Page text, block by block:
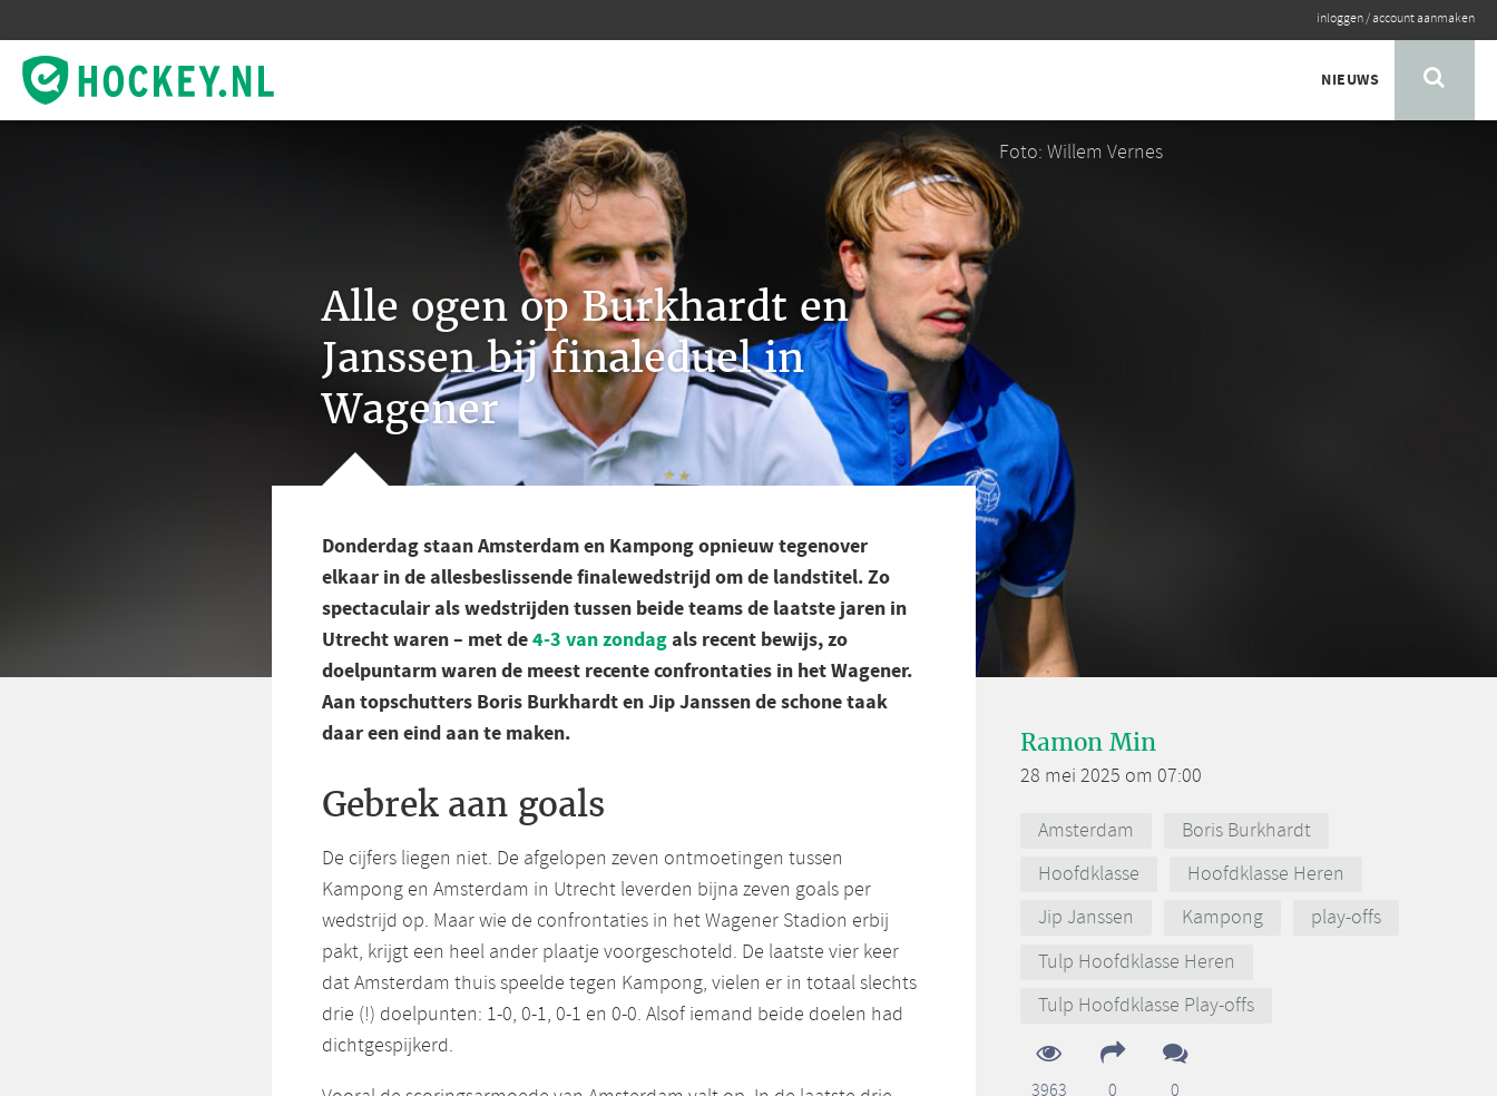
inloggen/account aanmaken
NIEUWS
Foto: Willem Vernes
Alle ogen op Burkhardt en
Janssen bij finaleduel in
Wagener
Donderdag staan Amsterdam en Kampong opnieuw tegenover
elkaar in de allesbeslissende finalewedstrijd om de landstitel. Zo
spectaculair als wedstrijden tussen beide teams de laatste jaren in
Utrecht waren – met de4-3 van zondagals recent bewijs, zo
doelpuntarm waren de meest recente confrontaties in het Wagener.
Aan topschutters Boris Burkhardt en Jip Janssen de schone taak
daar een eind aan te maken.
Gebrek aan goals
De cijfers liegen niet. De afgelopen zeven ontmoetingen tussen
Kampong en Amsterdam in Utrecht leverden bijna zeven goals per
wedstrijd op. Maar wie de confrontaties in het Wagener Stadion erbij
pakt, krijgt een heel ander plaatje voorgeschoteld. De laatste vier keer
dat Amsterdam thuis speelde tegen Kampong, vielen er in totaal slechts
drie (!) doelpunten: 1-0, 0-1, 0-1 en 0-0. Alsof iemand beide doelen had
dichtgespijkerd.
Ramon Min
28 mei 2025 om 07:00
Amsterdam
Boris Burkhardt
Hoofdklasse
Hoofdklasse Heren
Jip Janssen
Kampong
play-offs
Tulp Hoofdklasse Heren
Tulp Hoofdklasse Play-offs
3963 0 0